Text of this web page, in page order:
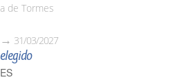
de Tormes
31/03/2027